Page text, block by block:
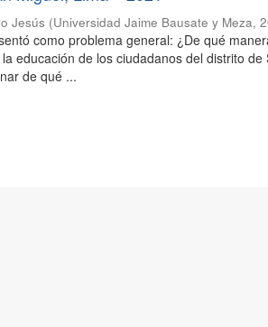
Jesús (Universidad Jaime Bausate y Meza,
como problema general: ¿De qué
educación de los ciudadanos del distrito
de qué ...